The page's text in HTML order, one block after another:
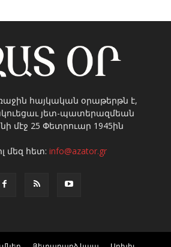
հայկական օրաթերթն է,
յետ-պատերազմեան
մէջ 25 Փետրուար 1945ին
մեզ հետ:info@azator.gr